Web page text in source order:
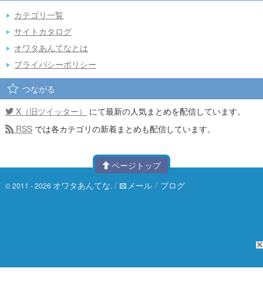
カテゴリ一覧
サイトカタログ
オワタあんてなとは
プライバシーポリシー
つながる
X（旧ツイッター）
にて最新の人気まとめを配信しています。
RSS では各カテゴリの新着まとめも配信しています。
ページトップ
© 2011 - 2026 オワタあんてな. / メール / ブログ